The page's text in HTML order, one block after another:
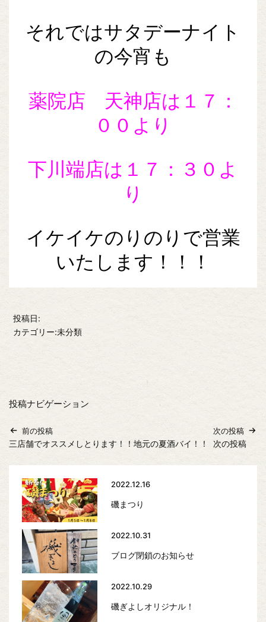
それではサタデーナイト
の今宵も
薬院店 天神店は１７：
００より
下川端店は１７：３０よ
り
イケイケのりのりで営業
いたします！！！
投稿日:
カテゴリー:未分類
投稿ナビゲーション
前の投稿
三店舗でオススメしとります！！地元の夏酒バイ！！
次の投稿
次の投稿
2022.12.16
磯まつり
2022.10.31
ブログ閉鎖のお知らせ
2022.10.29
磯ぎよしオリジナル！